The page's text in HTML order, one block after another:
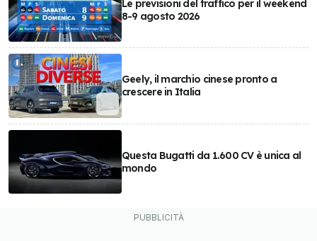
Le previsioni del traffico per il weekend
8-9 agosto 2026
Geely, il marchio cinese pronto a
crescere in Italia
Questa Bugatti da 1.600 CV è unica al
mondo